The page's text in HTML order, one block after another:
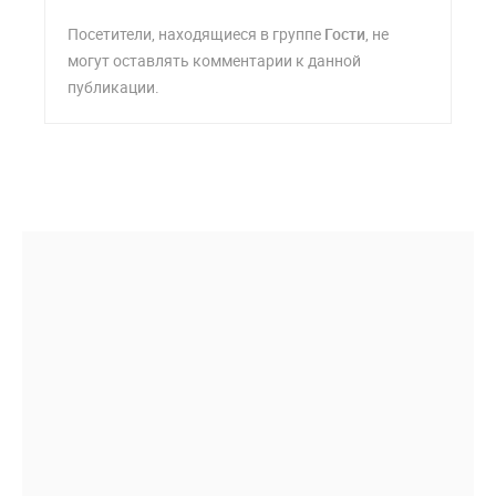
Посетители, находящиеся в группе Гости, не
могут оставлять комментарии к данной
публикации.